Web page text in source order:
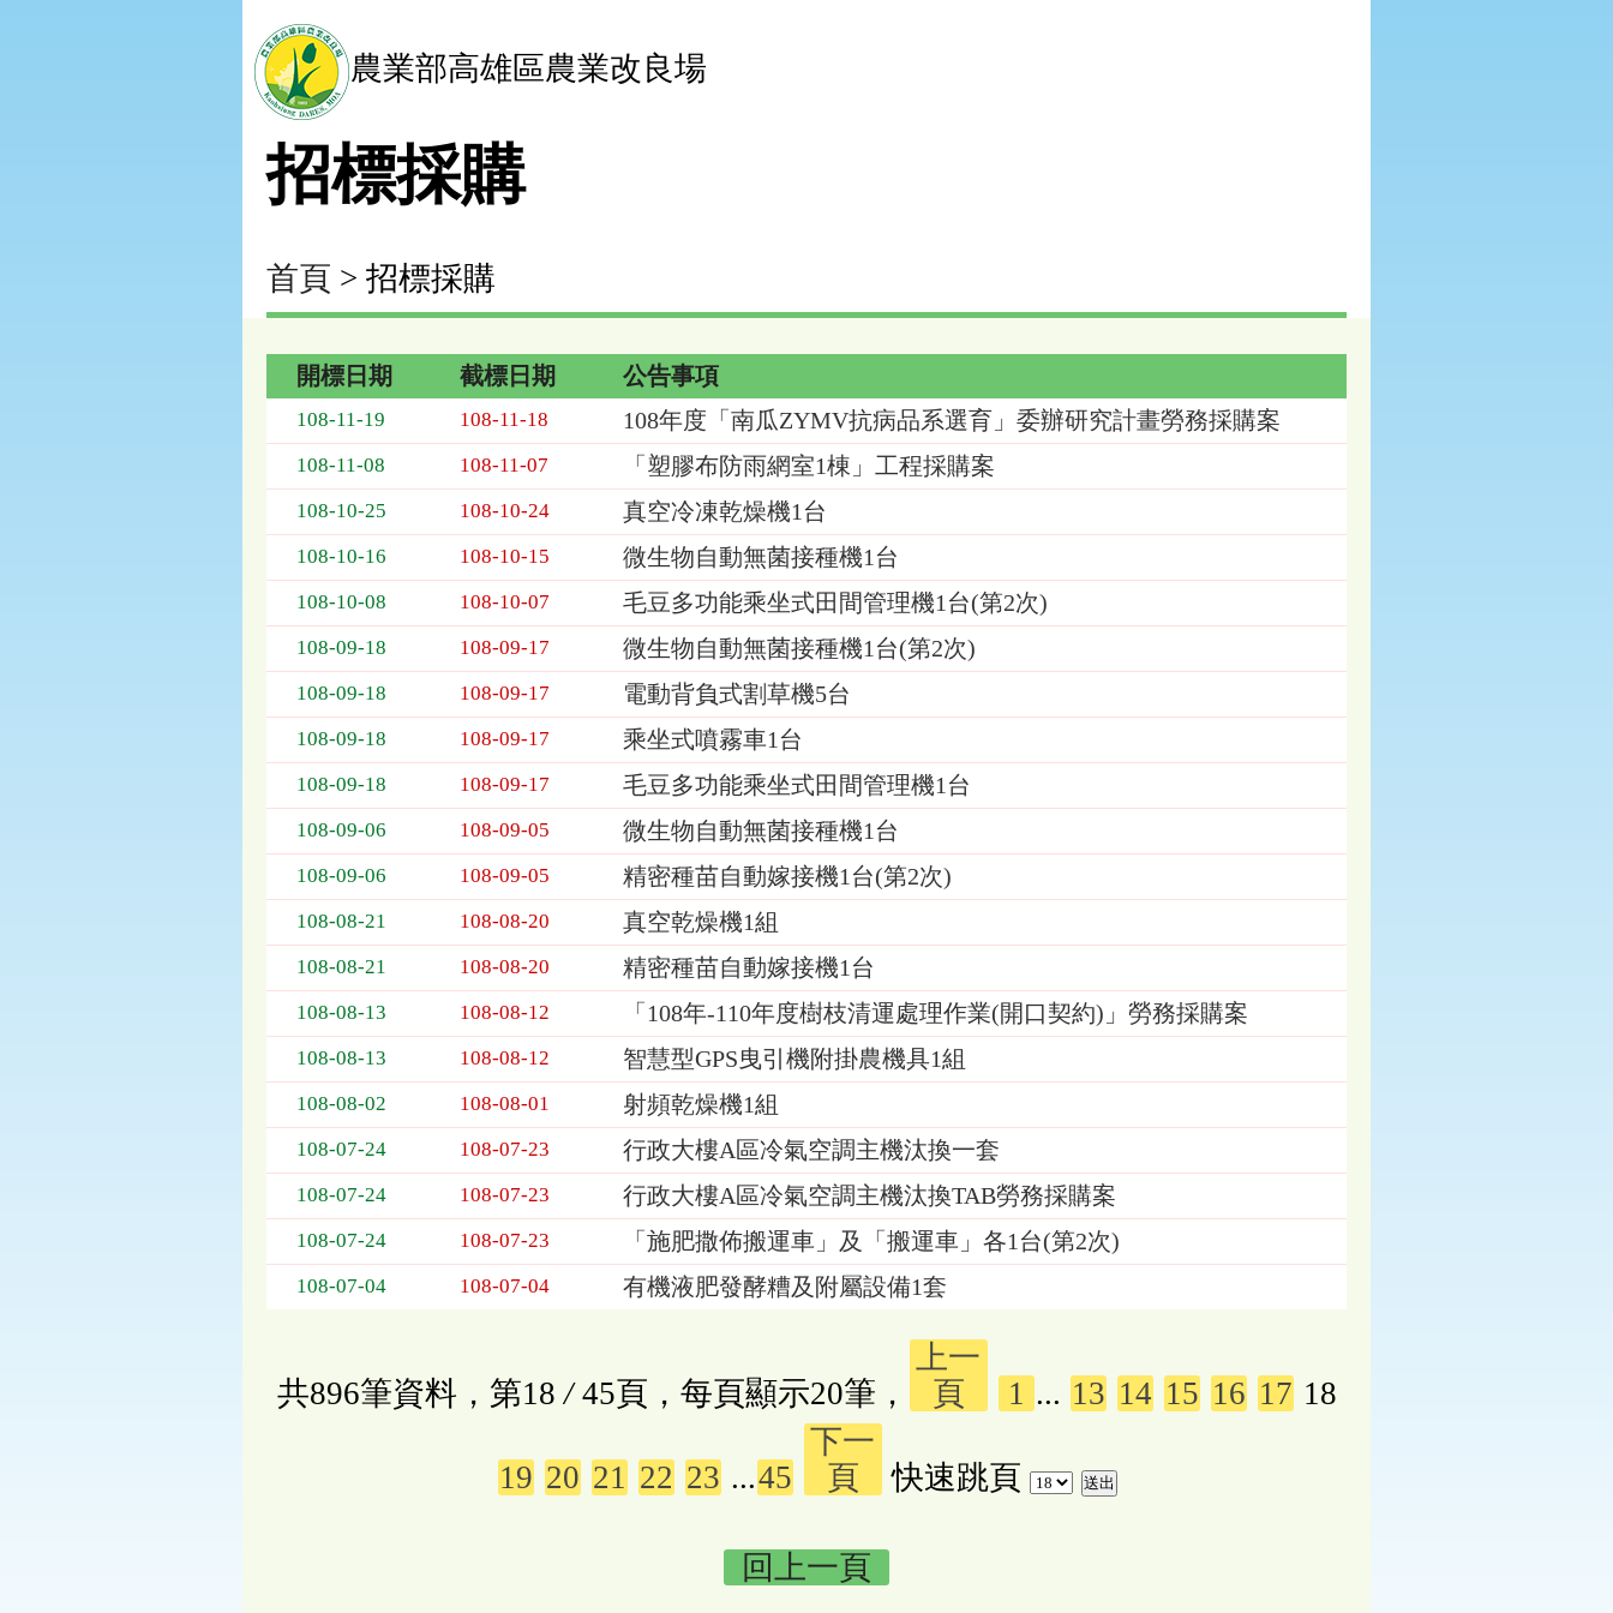
農業部高雄區農業改良場
招標採購
首頁 > 招標採購
購
表，
位
為：
期、
標
開標日期 截標日期 公告事項
108-11-19 108-11-18 108年度「南瓜ZYMV抗病品系選育」委辦研究計畫勞務採購案
108-11-08 108-11-07 「塑膠布防雨網室1棟」工程採購案
108-10-25 108-10-24 真空冷凍乾燥機1台
108-10-16 108-10-15 微生物自動無菌接種機1台
108-10-08 108-10-07 毛豆多功能乘坐式田間管理機1台(第2次)
108-09-18 108-09-17 微生物自動無菌接種機1台(第2次)
108-09-18 108-09-17 電動背負式割草機5台
108-09-18 108-09-17 乘坐式噴霧車1台
108-09-18 108-09-17 毛豆多功能乘坐式田間管理機1台
108-09-06 108-09-05 微生物自動無菌接種機1台
108-09-06 108-09-05 精密種苗自動嫁接機1台(第2次)
108-08-21 108-08-20 真空乾燥機1組
108-08-21 108-08-20 精密種苗自動嫁接機1台
108-08-13 108-08-12 「108年-110年度樹枝清運處理作業(開口契約)」勞務採購案
108-08-13 108-08-12 智慧型GPS曳引機附掛農機具1組
108-08-02 108-08-01 射頻乾燥機1組
108-07-24 108-07-23 行政大樓A區冷氣空調主機汰換一套
108-07-24 108-07-23 行政大樓A區冷氣空調主機汰換TAB勞務採購案
108-07-24 108-07-23 「施肥撒佈搬運車」及「搬運車」各1台(第2次)
108-07-04 108-07-04 有機液肥發酵糟及附屬設備1套
共896筆資料，第18 /45頁，每頁顯示20筆，
上一
頁
1 ... 13 14 15 16 17 18
19 20 21 22 23 ...45
下一
頁
快速跳頁
回上一頁